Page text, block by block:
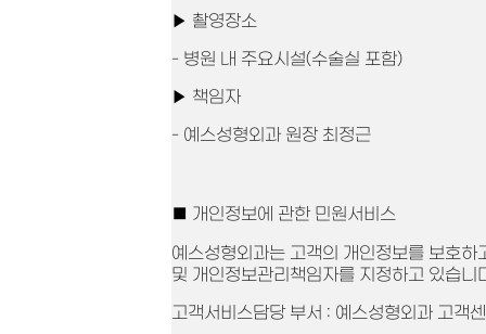
▶ 촬영장소
- 병원 내 주요시설(수술실 포함)
▶ 책임자
- 예스성형외과 원장 최정근
■ 개인정보에 관한 민원서비스
예스성형외과는 고객의 개인정보를 보호
및 개인정보관리책임자를 지정하고 있습니
고객서비스담당 부서 : 예스성형외과 고객